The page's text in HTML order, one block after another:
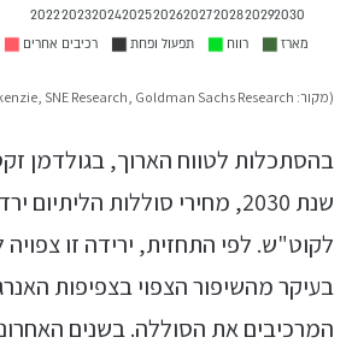
202220232024202520262027202820292030
רכיבים אחרים תפעול ופחת רווח מארז
(מקור: Wood Mackenzie, SNE Research, Goldman Sachs Research)
בהסתכלות לטווח הארוך, בגולדמן
לקוט"ש. לפי התחזית, ירידה זו
בעיקר מהשיפור הצפוי בצפיפות
המרכיבים את הסוללה. בשנים